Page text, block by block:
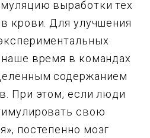
выработки тех
крови. Для улучшения
время в командах
содержанием
При этом, если люди
свою
постепенно мозг